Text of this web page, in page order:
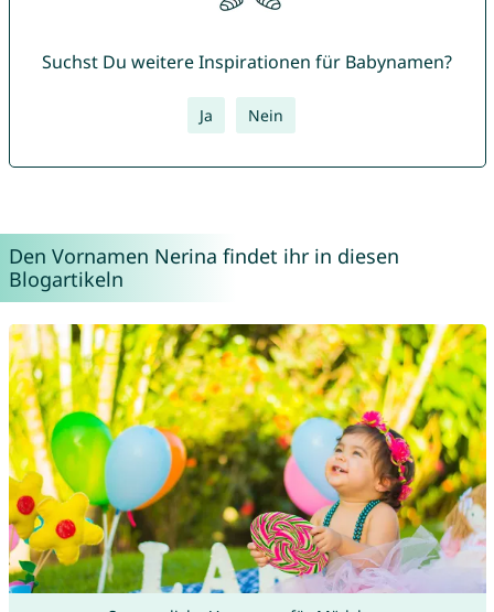
Suchst Du weitere Inspirationen für Babynamen?
Ja Nein
Den Vornamen Nerina findet ihr in diesen
Blogartikeln